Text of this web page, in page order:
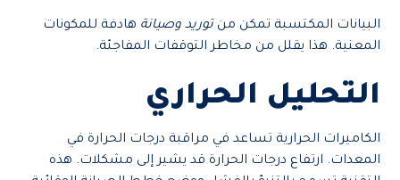
البيانات المكتسبة تمكن منتوريد وصيانة هادفة للمكونات
المعنية. هذا يقلل من مخاطر التوقفات المفاجئة.
التحليل الحراري
الكاميرات الحرارية تساعد في مراقبة درجات الحرارة في
المعدات. ارتفاع درجات الحرارة قد يشير إلى مشكلات. هذه